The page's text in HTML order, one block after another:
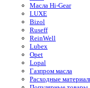
Масла Hi-Gear
LUXE
Bizol
Ruseff
ReinWell
Lubex
Opet
Lopal
Газпром масла
Расходные